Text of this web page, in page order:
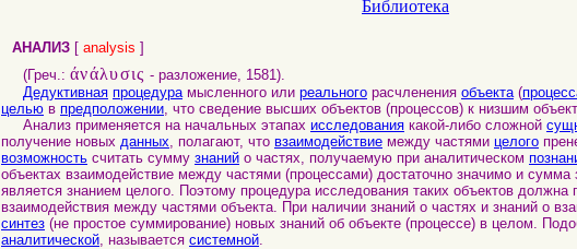
Библиотека
АНАЛИЗ [ analysis ]
(Греч.: άνάλυσις - разложение, 1581).
Дедуктивная процедурамысленного или реального расчленения объекта(
целью в предположении, что сведение высших объектов (процессов) к низшим
Анализ применяется на начальных этапах исследования какой-либо сложной
получение новых данных, полагают, что взаимодействие между частями целого
возможность считать сумму знаний о частях, получаемую при аналитическом
объектах взаимодействие между частями (процессами) достаточно значимо и сумма
является знанием целого. Поэтому процедура исследования таких объектов должна
взаимодействия между частями объекта. При наличии знаний о частях и знаний о
синтез (не простое суммирование) новых знаний об объекте (процессе) в целом.
аналитической, называется системной.